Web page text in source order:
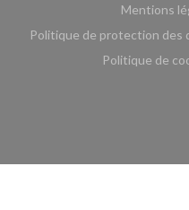
Mentions
Politique de protection des
Politique de